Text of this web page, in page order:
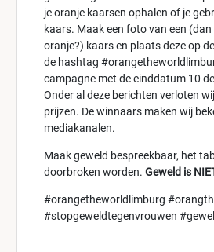
je oranje kaarsen ophalen of je
kaars. Maak een foto van een
oranje?) kaars en plaats deze op
de hashtag
campagne met de einddatum 10
Onder al deze berichten verloten
prijzen. De winnaars maken wij
mediakanalen.
Maak geweld bespreekbaar, het
doorbroken worden. Geweld is
#orangetheworldlimburg
#stopgeweldtegenvrouwen